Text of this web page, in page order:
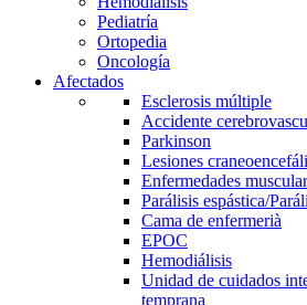
Pediatría
Ortopedia
Oncología
Afectados
Esclerosis múltiple
Accidente
Parkinson
Lesiones
Enfermedades
Parálisis espástica/
Cama de enfermerià
EPOC
Hemodiálisis
Unidad de cuidados
temprana